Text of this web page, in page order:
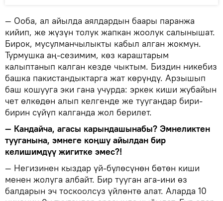
— Ооба, ал айылда аялдардын баары паранжа
кийип, же жүзүн толук жапкан жоолук салынышат.
Бирок, мусулманчылыкты кабыл алган жокмун.
Турмушка аң-сезимим, көз караштарым
калыптанып калган кезде чыктым. Биздин никебиз
башка пакистандыктарга жат көрүндү. Арзышып
баш кошууга эки гана учурда: эркек киши жубайын
чет өлкөдөн алып келгенде же туугандар бири-
бирин сүйүп калганда жол берилет.
— Кандайча, агасы карындашынабы? Эмнеликтен
тууганына, эмнеге коңшу айылдан бир
келишимдүү жигитке эмес?!
— Негизинен кыздар үй-бүлөсүнөн бөтөн киши
менен жолуга албайт. Бир тууган ага-ини өз
балдарын эч тоскоолсуз үйлөнтө алат. Аларда 10